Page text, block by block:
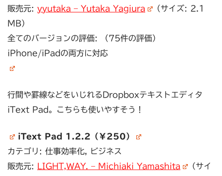
販売元: yyutaka – Yutaka Yagiura
（サイズ: 2.1
MB）
全てのバージョンの評価: （75件の評価）
iPhone/iPadの両方に対応
行間や罫線などをいじれるDropboxテキストエディタ
iText Pad。こちらも使いやすそう！
iText Pad 1.2.2（￥250）
カテゴリ: 仕事効率化, ビジネス
販売元: LIGHT,WAY. – Michiaki Yamashita
（サイ